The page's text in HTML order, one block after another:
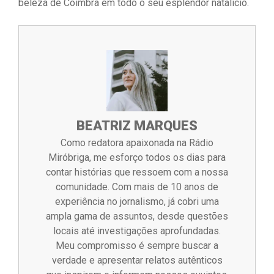
beleza de Coimbra em todo o seu esplendor natalício.
BEATRIZ MARQUES
Como redatora apaixonada na Rádio
Miróbriga, me esforço todos os dias para
contar histórias que ressoem com a nossa
comunidade. Com mais de 10 anos de
experiência no jornalismo, já cobri uma
ampla gama de assuntos, desde questões
locais até investigações aprofundadas.
Meu compromisso é sempre buscar a
verdade e apresentar relatos autênticos